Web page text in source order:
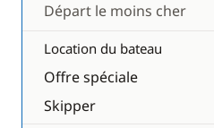
Départ le moins cher
Location du bateau
Offre spéciale
Skipper